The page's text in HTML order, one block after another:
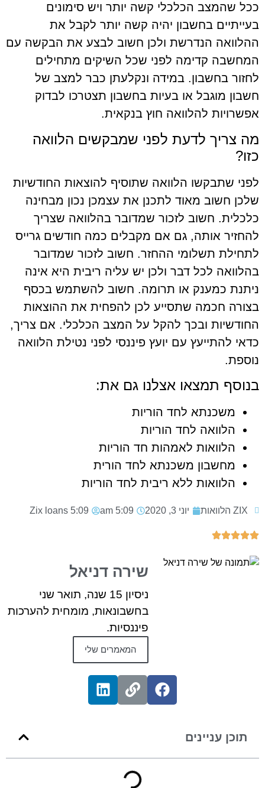
ככל שהמצב הכלכלי קשה יותר ויש סימונים
בעייתיים בחשבון יהיה קשה יותר לקבל את
ההלוואה הנדרשת ולכן חשוב לבצע את הבקשה עם
המחשבה קדימה לפני שכל השיקים מתחילים
לחזור בחשבון. במידה ונקלעתן כבר למצב של
חשבון מוגבל או בעיות בחשבון תצטרכו לבדוק
אפשרויות להלוואה חוץ בנקאית.
מה צריך לדעת לפני שמבקשים הלוואה
כזו?
לפני שתבקשו הלוואה שתוסיף להוצאות החודשיות
שלכן חשוב מאוד לתכנן את עצמכן נכון מבחינה
כלכלית. חשוב לזכור שמדובר בהלוואה שצריך
להחזיר אותה, גם אם מקבלים כמה חודשים גרייס
לתחילת תשלומי ההחזר. חשוב לזכור שמדובר
בהלוואה לכל דבר ולכן יש עליה ריבית היא אינה
ניתנת כמענק או תרומה. חשוב להשתמש בכסף
בצורה חכמה שתסייע לכן להפחית את ההוצאות
החודשיות ובכך להקל על המצב הכלכלי. אם צריך,
כדאי להתייעץ עם יועץ פיננסי לפני נטילת הלוואה
נוספת.
בנוסף תמצאו אצלנו גם את:
משכנתא לחד הוריות
הלוואה לחד הוריות
הלוואות לאמהות חד הוריות
מחשבון משכנתא לחד הורית
הלוואות ללא ריבית לחד הוריות
ZIX הלוואות יוני 3, 2020 5:09 am
5:09
שירה דניאל
ניסיון 15 שנה, תואר שני
בחשבונאות, מומחית להערכות
פיננסיות.
המאמרים שלי
תוכן עניינים